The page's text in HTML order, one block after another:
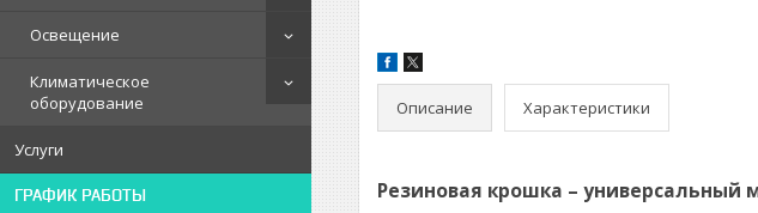
Освещение
Климатическое
оборудование
Услуги
ГРАФИК РАБОТЫ
Описание Характеристики
Резиновая крошка –